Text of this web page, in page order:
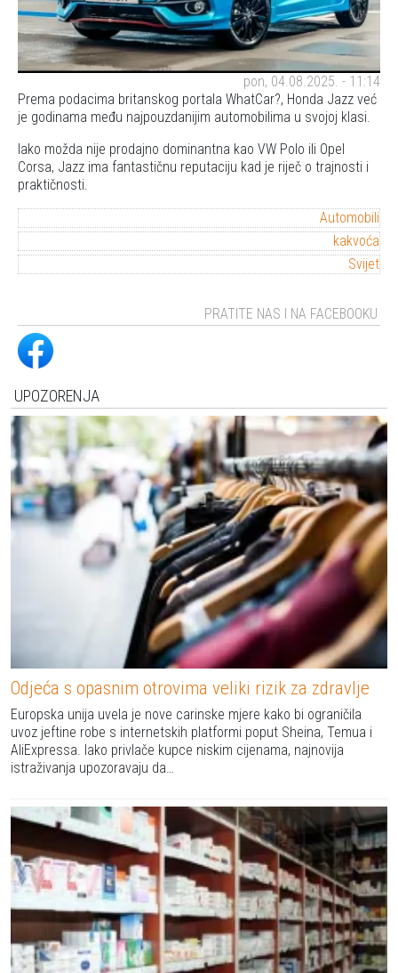
pon, 04.08.2025. - 11:14
Prema podacima britanskog portala WhatCar?, Honda Jazz već
je godinama među najpouzdanijim automobilima u svojoj klasi.
Iako možda nije prodajno dominantna kao VW Polo ili Opel
Corsa, Jazz ima fantastičnu reputaciju kad je riječ o trajnosti i
praktičnosti.
Automobili
kakvoća
Svijet
PRATITE NAS I NA FACEBOOKU
UPOZORENJA
Odjeća s opasnim otrovima veliki rizik za zdravlje
Europska unija uvela je nove carinske mjere kako bi ograničila
uvoz jeftine robe s internetskih platformi poput Sheina, Temua i
AliExpressa. Iako privlače kupce niskim cijenama, najnovija
istraživanja upozoravaju da…